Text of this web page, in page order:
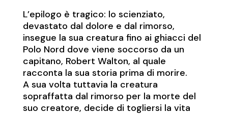
L’epilogo è tragico: lo scienziato,
devastato dal dolore e dal rimorso,
insegue la sua creatura fino ai ghiacci del
Polo Nord dove viene soccorso da un
capitano, Robert Walton, al quale
racconta la sua storia prima di morire.
A sua volta tuttavia la creatura
sopraffatta dal rimorso per la morte del
suo creatore, decide di togliersi la vita